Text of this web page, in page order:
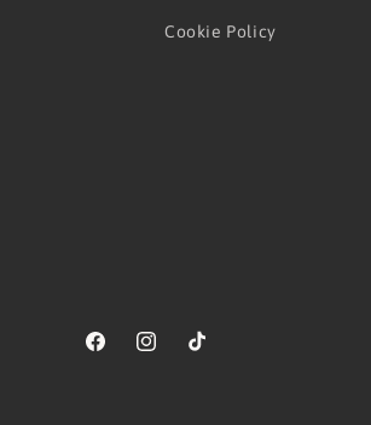
Cookie Policy
FacebookInstagramTikTok